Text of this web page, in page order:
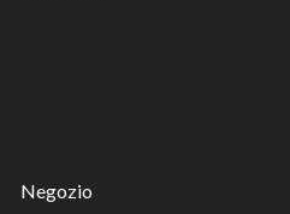
Negozio